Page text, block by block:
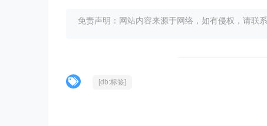
免责声明：网站内容来源于网络，如有侵权，请联
[db:标签]